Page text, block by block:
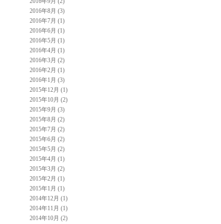
2016年8月 (3)
2016年7月 (1)
2016年6月 (1)
2016年5月 (1)
2016年4月 (1)
2016年3月 (2)
2016年2月 (1)
2016年1月 (3)
2015年12月 (1)
2015年10月 (2)
2015年9月 (3)
2015年8月 (2)
2015年7月 (2)
2015年6月 (2)
2015年5月 (2)
2015年4月 (1)
2015年3月 (2)
2015年2月 (1)
2015年1月 (1)
2014年12月 (1)
2014年11月 (1)
2014年10月 (2)